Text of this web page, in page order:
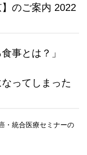
ってしまった
・統合医療セミナーの